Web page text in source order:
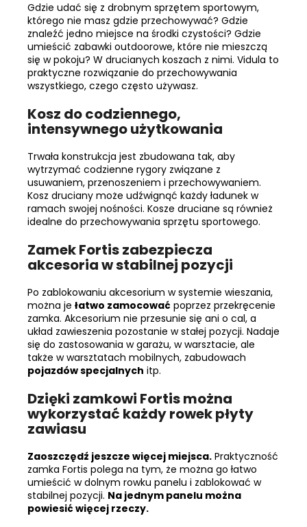
Gdzie udać się z drobnym sprzętem sportowym,
którego nie masz gdzie przechowywać? Gdzie
znaleźć jedno miejsce na środki czystości? Gdzie
umieścić zabawki outdoorowe, które nie mieszczą
się w pokoju? W drucianych koszach z nimi. Vidula to
praktyczne rozwiązanie do przechowywania
wszystkiego, czego często używasz.
Kosz do codziennego,
intensywnego użytkowania
Trwała konstrukcja jest zbudowana tak, aby
wytrzymać codzienne rygory związane z
usuwaniem, przenoszeniem i przechowywaniem.
Kosz druciany może udźwignąć każdy ładunek w
ramach swojej nośności. Kosze druciane są również
idealne do przechowywania sprzętu sportowego.
Zamek Fortis zabezpiecza
akcesoria w stabilnej pozycji
Po zablokowaniu akcesorium w systemie wieszania,
można je łatwo zamocować poprzez przekręcenie
zamka. Akcesorium nie przesunie się ani o cal, a
układ zawieszenia pozostanie w stałej pozycji. Nadaje
się do zastosowania w garażu, w warsztacie, ale
także w warsztatach mobilnych, zabudowach
pojazdów specjalnych itp.
Dzięki zamkowi Fortis można
wykorzystać każdy rowek płyty
zawiasu
Zaoszczędź jeszcze więcej miejsca. Praktyczność
zamka Fortis polega na tym, że można go łatwo
umieścić w dolnym rowku panelu i zablokować w
stabilnej pozycji. Na jednym panelu można
powiesić więcej rzeczy.